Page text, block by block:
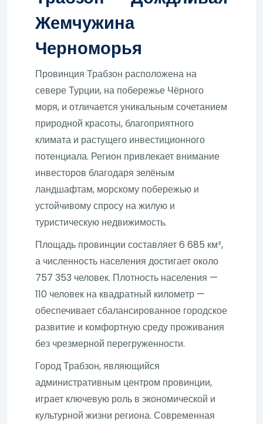
Жемчужина
Черноморья
Провинция Трабзон расположена на
севере Турции, на побережье Чёрного
моря, и отличается уникальным сочетанием
природной красоты, благоприятного
климата и растущего инвестиционного
потенциала. Регион привлекает внимание
инвесторов благодаря зелёным
ландшафтам, морскому побережью и
устойчивому спросу на жилую и
туристическую недвижимость.
Площадь провинции составляет 6 685 км²,
а численность населения достигает около
757 353 человек. Плотность населения —
110 человек на квадратный километр —
обеспечивает сбалансированное городское
развитие и комфортную среду проживания
без чрезмерной перегруженности.
Город Трабзон, являющийся
административным центром провинции,
играет ключевую роль в экономической и
культурной жизни региона. Современная